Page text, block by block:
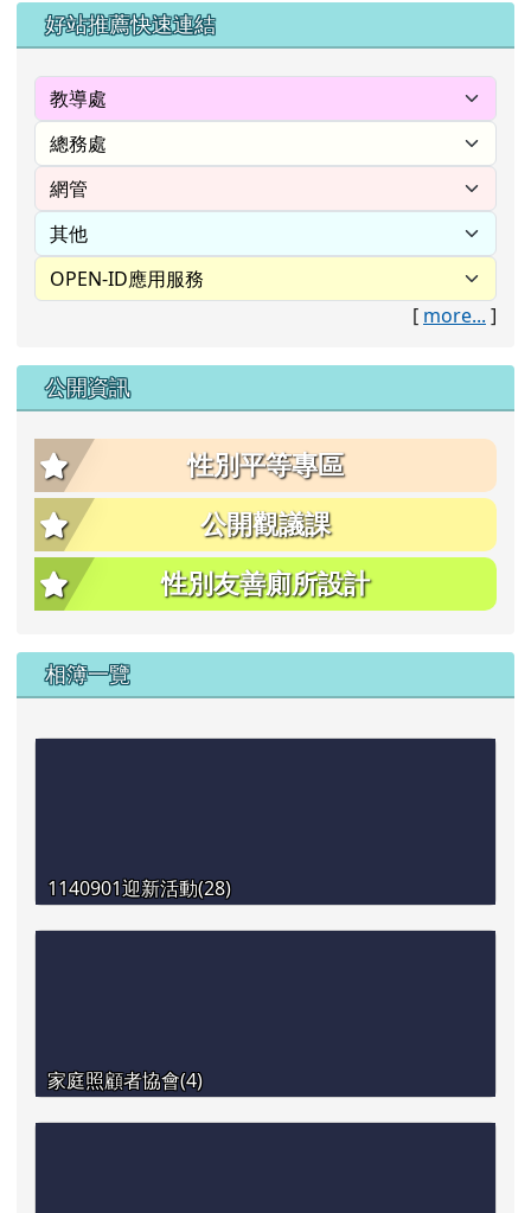
左邊區域內容
好站推薦快速連結
[ more... ]
公開資訊
性別平等專區
公開觀議課
性別友善廁所設計
相簿一覽
1140901迎新活動(28)
家庭照顧者協會(4)